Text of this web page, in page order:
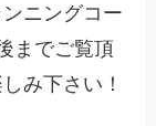
ニングコー
までご覧頂
み下さい！